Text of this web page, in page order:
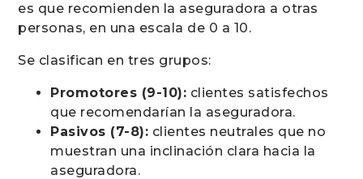
es que recomienden la aseguradora a otras
personas, en una escala de 0 a 10.
Se clasifican en tres grupos:
Promotores (9-10): clientes satisfechos
que recomendarían la aseguradora.
Pasivos (7-8): clientes neutrales que no
muestran una inclinación clara hacia la
aseguradora.